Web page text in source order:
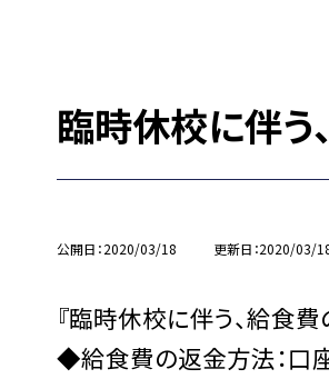
臨時休校に伴う
公開日 2020/03/18 更新日 2020/03/
『臨時休校に伴う、給食
◆給食費の返金方法：口